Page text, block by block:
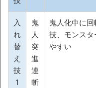
入
れ
替
え
技
1
鬼
人
突
進
連
斬
鬼人化中に
技、モンス
やすい